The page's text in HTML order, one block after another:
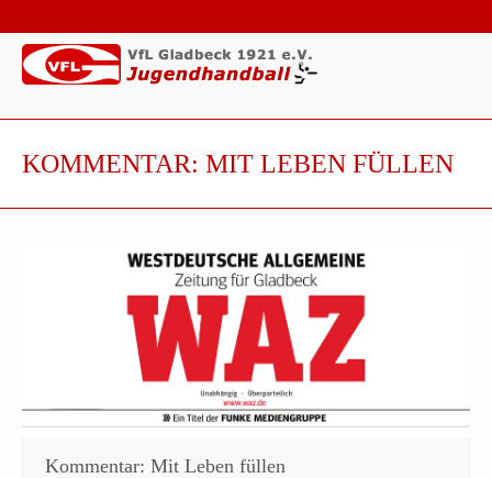
KOMMENTAR: MIT LEBEN FÜLLEN
Kommentar: Mit Leben füllen